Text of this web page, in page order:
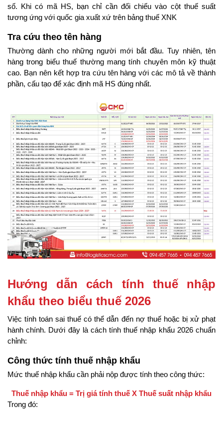
số. Khi có mã HS, bạn chỉ cần đối chiếu vào cột thuế suất
tương ứng với quốc gia xuất xứ trên bảng thuế XNK
Tra cứu theo tên hàng
Thường dành cho những người mới bắt đầu. Tuy nhiên, tên
hàng trong biểu thuế thường mang tính chuyên môn kỹ thuật
cao. Bạn nên kết hợp tra cứu tên hàng với các mô tả về thành
phần, cấu tạo để xác định mã HS đúng nhất.
Hướng dẫn cách tính thuế nhập
khẩu theo biểu thuế 2026
Việc tính toán sai thuế có thể dẫn đến nợ thuế hoặc bị xử phạt
hành chính. Dưới đây là cách tính thuế nhập khẩu 2026 chuẩn
chỉnh:
Công thức tính thuế nhập khẩu
Mức thuế nhập khẩu cần phải nộp được tính theo công thức:
Thuế nhập khẩu = Trị giá tính thuế X Thuế suất nhập khẩu
Trong đó: